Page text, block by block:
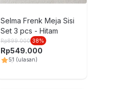
Selma Frenk Meja Sisi
Set 3 pcs - Hitam
Rp899.000 38%
Rp549.000
51 (ulasan)